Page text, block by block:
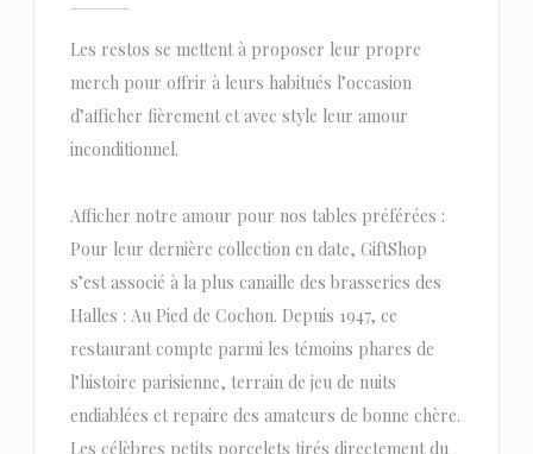
Les restos se mettent à proposer leur propre
merch pour offrir à leurs habitués l’occasion
d’afficher fièrement et avec style leur amour
inconditionnel.
Afficher notre amour pour nos tables préférées :
Pour leur dernière collection en date, GiftShop
s’est associé à la plus canaille des brasseries des
Halles : Au Pied de Cochon. Depuis 1947, ce
restaurant compte parmi les témoins phares de
l’histoire parisienne, terrain de jeu de nuits
endiablées et repaire des amateurs de bonne chère.
Les célèbres petits porcelets tirés directement du